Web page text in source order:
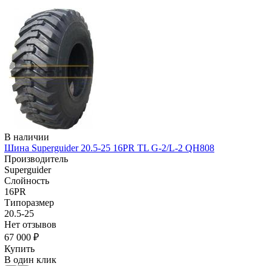
В наличии
Шина Superguider 20.5-25 16PR TL G-2/L-2 QH808
Производитель
Superguider
Слойность
16PR
Типоразмер
20.5-25
Нет отзывов
67 000 ₽
Купить
В один клик